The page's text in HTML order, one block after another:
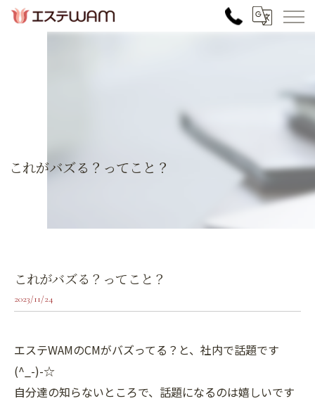
これがバズる？ってこと？
これがバズる？ってこと？
2023/11/24
エステWAMのCMがバズってる？と、社内で話題です
(^_-)-☆
自分達の知らないところで、話題になるのは嬉しいです